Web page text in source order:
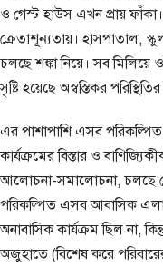
ও গেস্ট হাউস এখন প্রায়
ক্রেতাশূন্যতায়। হাসপাতাল,
চলছে শঙ্কা নিয়ে। সব মিলিয়ে
সৃষ্টি হয়েছে অস্বস্তিকর
এর পাশাপাশি এসব
কার্যক্রমের বিস্তার ও
আলোচনা-সমালোচনা, চলছে
পরিকল্পিত এসব আবাসিক
অনাবাসিক কার্যক্রম ছিল না,
অজুহাতে (বিশেষ করে